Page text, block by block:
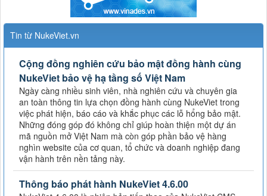
Tin từ NukeViet.vn
Cộng đồng nghiên cứu bảo mật đồng hành cùng
NukeViet bảo vệ hạ tầng số Việt Nam
Ngày càng nhiều sinh viên, nhà nghiên cứu và chuyên gia
an toàn thông tin lựa chọn đồng hành cùng NukeViet trong
việc phát hiện, báo cáo và khắc phục các lỗ hổng bảo mật.
Những đóng góp đó không chỉ giúp hoàn thiện một dự án
mã nguồn mở Việt Nam mà còn góp phần bảo vệ hàng
nghìn website của cơ quan, tổ chức và doanh nghiệp đang
vận hành trên nền tảng này.
Thông báo phát hành NukeViet 4.6.00